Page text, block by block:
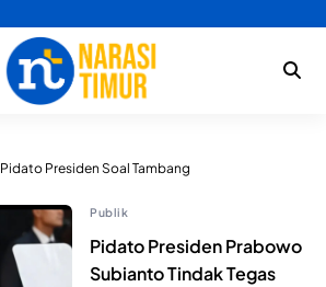
Pidato Presiden Soal Tambang
Publik
Pidato Presiden Prabowo
Subianto Tindak Tegas